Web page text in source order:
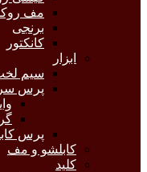
مف
برنجی
کانکتور
ابزار
سیم
پرس
پرس
کابلشو و مف
کلید